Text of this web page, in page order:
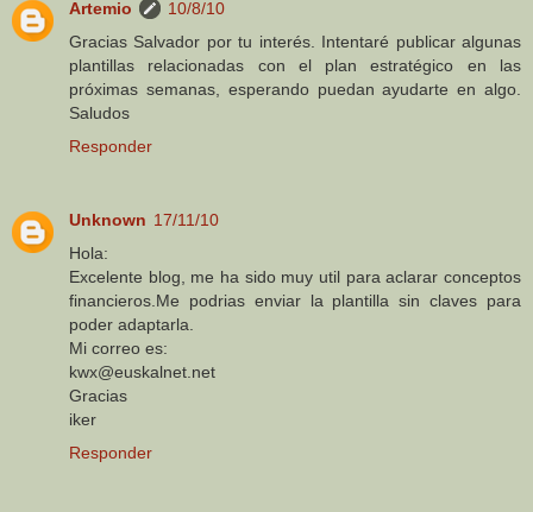
Artemio
10/8/10
Gracias Salvador por tu interés. Intentaré publicar algunas
plantillas relacionadas con el plan estratégico en las
próximas semanas, esperando puedan ayudarte en algo.
Saludos
Responder
Unknown 17/11/10
Hola:
Excelente blog, me ha sido muy util para aclarar conceptos
financieros.Me podrias enviar la plantilla sin claves para
poder adaptarla.
Mi correo es:
kwx@euskalnet.net
Gracias
iker
Responder